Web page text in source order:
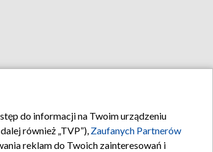
do informacji na Twoim urządzeniu
również „TVP”), Zaufanych Partnerów
reklam do Twoich zainteresowań i